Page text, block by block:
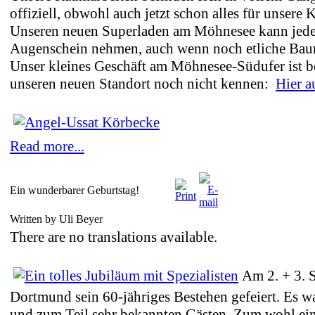
offiziell, obwohl auch jetzt schon alles für unsere
Unseren neuen Superladen am Möhnesee kann
Augenschein nehmen, auch wenn noch etliche
Unser kleines Geschäft am Möhnesee-Südufer ist
unseren neuen Standort noch nicht kennen: Hier
Read more...
Ein wunderbarer Geburtstag!
Written by Uli Beyer
There are no translations available.
Am 2. + 3.
Dortmund sein 60-jähriges Bestehen gefeiert. Es